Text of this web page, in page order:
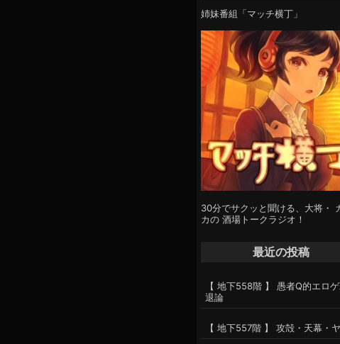
姉妹番組「マッチ横丁」
30分でサクッと聞ける、大将・
カの 酒場トークラジオ！
最近の投稿
【 地下558階 】 愚者Q的エロ
退論
【 地下557階 】 攻殻・天幕・